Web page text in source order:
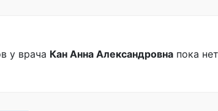
у врача Кан Анна Александровна пока